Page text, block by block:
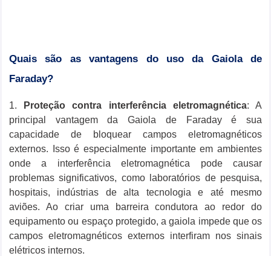
Quais são as vantagens do uso da Gaiola de
Faraday?
1. Proteção contra interferência eletromagnética: A
principal vantagem da Gaiola de Faraday é sua
capacidade de bloquear campos eletromagnéticos
externos. Isso é especialmente importante em ambientes
onde a interferência eletromagnética pode causar
problemas significativos, como laboratórios de pesquisa,
hospitais, indústrias de alta tecnologia e até mesmo
aviões. Ao criar uma barreira condutora ao redor do
equipamento ou espaço protegido, a gaiola impede que os
campos eletromagnéticos externos interfiram nos sinais
elétricos internos.